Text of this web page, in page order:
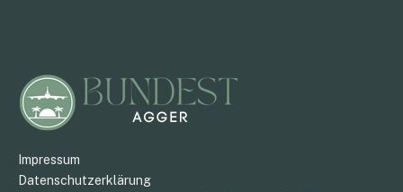
Impressum
Datenschutzerklärung